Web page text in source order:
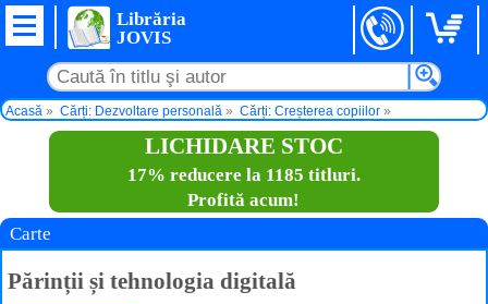
Librăria
JOVIS
Acasă Cărți: Dezvoltare personală
Cărți: Creșterea copiilor
LICHIDARE STOC
17% reducere la 1185 titluri.
Profită acum!
Carte
Părinții și tehnologia digitală